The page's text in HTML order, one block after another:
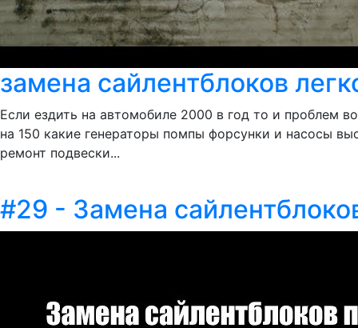
замена сайлентблоков
Если ездить на автомобиле 2000 в год то и проблем
на 150 какие генераторы помпы форсунки и насосы
ремонт подвески...
#29 - Замена